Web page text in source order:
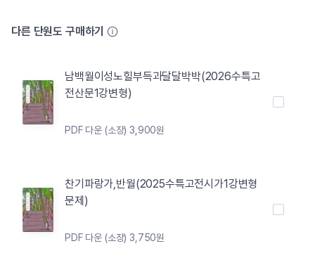
다른 단원도 구매하기
남백월이성노힐부득과달달박박(2026수특고
전산문1강변형)
PDF 다운 (소장) 3,900원
찬기파랑가,반월(2025수특고전시가1강변형
문제)
PDF 다운 (소장) 3,750원